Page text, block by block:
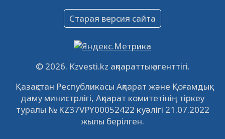
Объявление
09.12.2022
Свободные рабочие места
встречу с инвесторами в Кызылорде 22
ноября
21.11.2022 14963 0
© 2026. Kzvesti.kz ақпараттық агенттігі.
Қазақстан Республикасы Ақпарат және Қоғамдық
даму министрлігі, Ақпарат комитетінің тіркеу
туралы № KZ37VPY00052422 куәлігі 21.07.2022
жылы берілген.
Старая версия сайта